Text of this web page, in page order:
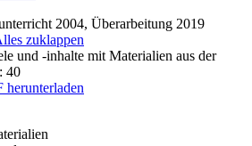
2004, Überarbeitung 2019
zuklappen
und -inhalte mit Materialien aus der
40
herunterladen